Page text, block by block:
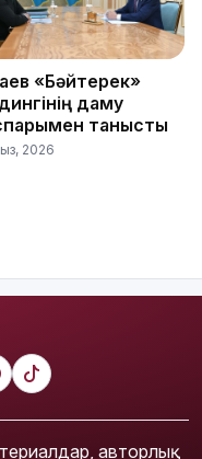
«Бәйтерек»
даму
танысты
2026
авторлық